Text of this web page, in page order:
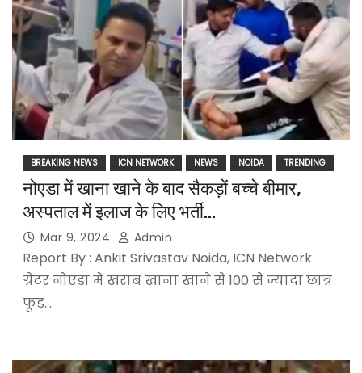
BREAKING NEWS ICN NETWORK NEWS NOIDA TRENDING
नोएडा में खाना खाने के बाद सैकड़ों बच्चे बीमार,
अस्पताल में इलाज के लिए भर्ती…
Mar 9, 2024 Admin
Report By : Ankit Srivastav Noida, ICN Network
ग्रेटर नोएडा में खराब खाना खाने से 100 से ज्यादा छात्र
फूड…